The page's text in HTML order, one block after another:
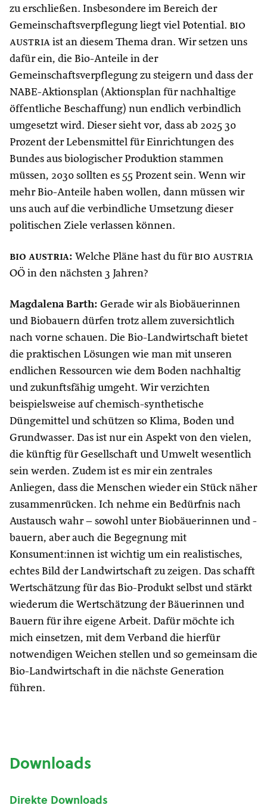
zu erschließen. Insbesondere im Bereich der
Gemeinschaftsverpflegung liegt viel Potential. bio
austria ist an diesem Thema dran. Wir setzen uns
dafür ein, die Bio-Anteile in der
Gemeinschaftsverpflegung zu steigern und dass der
NABE-Aktionsplan (Aktionsplan für nachhaltige
öffentliche Beschaffung) nun endlich verbindlich
umgesetzt wird. Dieser sieht vor, dass ab 2025 30
Prozent der Lebensmittel für Einrichtungen des
Bundes aus biologischer Produktion stammen
müssen, 2030 sollten es 55 Prozent sein. Wenn wir
mehr Bio-Anteile haben wollen, dann müssen wir
uns auch auf die verbindliche Umsetzung dieser
politischen Ziele verlassen können.
bio austria: Welche Pläne hast du für bio austria
OÖ in den nächsten 3 Jahren?
Magdalena Barth: Gerade wir als Biobäuerinnen
und Biobauern dürfen trotz allem zuversichtlich
nach vorne schauen. Die Bio-Landwirtschaft bietet
die praktischen Lösungen wie man mit unseren
endlichen Ressourcen wie dem Boden nachhaltig
und zukunftsfähig umgeht. Wir verzichten
beispielsweise auf chemisch-synthetische
Düngemittel und schützen so Klima, Boden und
Grundwasser. Das ist nur ein Aspekt von den vielen,
die künftig für Gesellschaft und Umwelt wesentlich
sein werden. Zudem ist es mir ein zentrales
Anliegen, dass die Menschen wieder ein Stück näher
zusammenrücken. Ich nehme ein Bedürfnis nach
Austausch wahr – sowohl unter Biobäuerinnen und -
bauern, aber auch die Begegnung mit
Konsument:innen ist wichtig um ein realistisches,
echtes Bild der Landwirtschaft zu zeigen. Das schafft
Wertschätzung für das Bio-Produkt selbst und stärkt
wiederum die Wertschätzung der Bäuerinnen und
Bauern für ihre eigene Arbeit. Dafür möchte ich
mich einsetzen, mit dem Verband die hierfür
notwendigen Weichen stellen und so gemeinsam die
Bio-Landwirtschaft in die nächste Generation
führen.
Downloads
Direkte Downloads